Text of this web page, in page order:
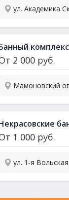
ул. Академика
2 000 руб.
Мамоновский
1 000 руб.
ул. 1-я